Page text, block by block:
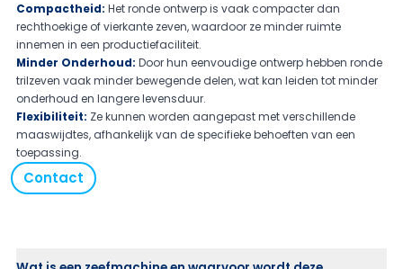
Compactheid: Het ronde ontwerp is vaak compacter dan
rechthoekige of vierkante zeven, waardoor ze minder ruimte
innemen in een productiefaciliteit.
Minder Onderhoud: Door hun eenvoudige ontwerp hebben ronde
trilzeven vaak minder bewegende delen, wat kan leiden tot minder
onderhoud en langere levensduur.
Flexibiliteit: Ze kunnen worden aangepast met verschillende
maaswijdtes, afhankelijk van de specifieke behoeften van een
toepassing.
Contact